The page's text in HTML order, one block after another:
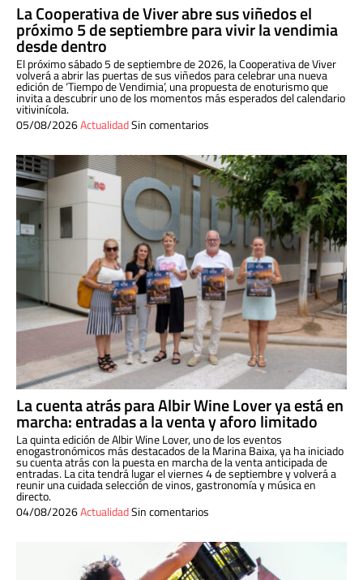
La Cooperativa de Viver abre sus viñedos el
próximo 5 de septiembre para vivir la vendimia
desde dentro
El próximo sábado 5 de septiembre de 2026, la Cooperativa de Viver
volverá a abrir las puertas de sus viñedos para celebrar una nueva
edición de ‘Tiempo de Vendimia’, una propuesta de enoturismo que
invita a descubrir uno de los momentos más esperados del calendario
vitivinícola.
05/08/2026ActualidadSin comentarios
La cuenta atrás para Albir Wine Lover ya está en
marcha: entradas a la venta y aforo limitado
La quinta edición de Albir Wine Lover, uno de los eventos
enogastronómicos más destacados de la Marina Baixa, ya ha iniciado
su cuenta atrás con la puesta en marcha de la venta anticipada de
entradas. La cita tendrá lugar el viernes 4 de septiembre y volverá a
reunir una cuidada selección de vinos, gastronomía y música en
directo.
04/08/2026ActualidadSin comentarios